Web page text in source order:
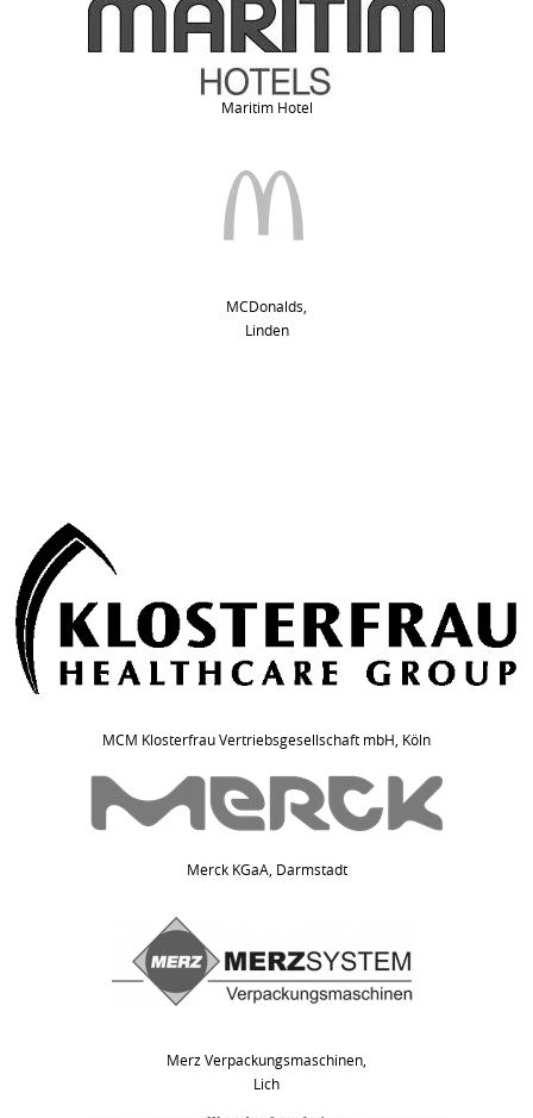
Maritim Hotel
MCDonalds,
Linden
MCM Klosterfrau Vertriebsgesellschaft mbH, Köln
Merck KGaA, Darmstadt
Merz Verpackungsmaschinen,
Lich